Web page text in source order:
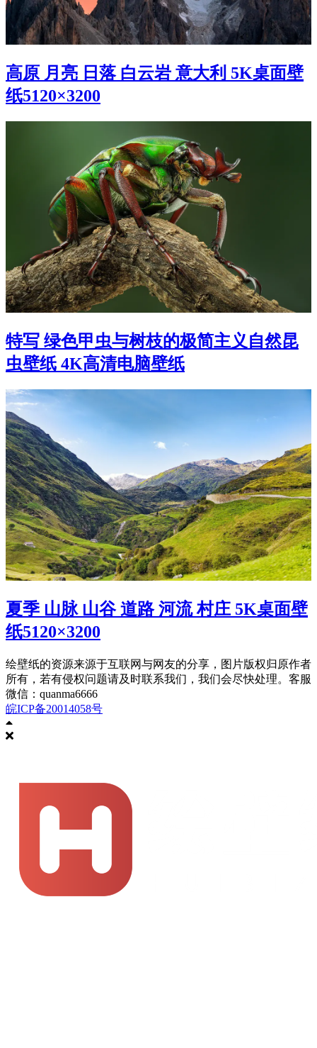
高原 月亮 日落 白云岩 意大利 5K桌面壁
纸5120×3200
特写 绿色甲虫与树枝的极简主义自然昆
虫壁纸 4K高清电脑壁纸
夏季 山脉 山谷 道路 河流 村庄 5K桌面壁
纸5120×3200
绘壁纸的资源来源于互联网与网友的分享，图片版权归原作者
所有，若有侵权问题请及时联系我们，我们会尽快处理。客服
微信：quanma6666
皖ICP备20014058号